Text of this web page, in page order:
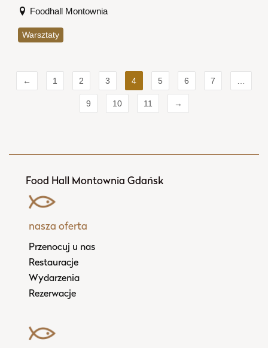
Foodhall Montownia
Warsztaty
← 1 2 3 4 5 6 7
9 10 11 →
Food Hall Montownia Gdańsk
nasza oferta
Przenocuj u nas
Restauracje
Wydarzenia
Rezerwacje